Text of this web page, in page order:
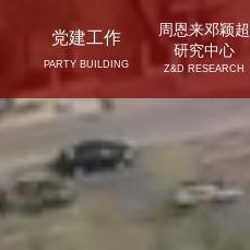
党建工作
PARTY BUILDING
周恩来邓颖超
研究中心
Z&D RESEARCH